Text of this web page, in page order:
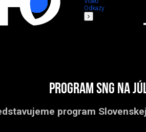
Odkazy
Program SNG na
program